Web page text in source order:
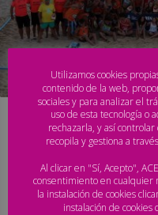
Las Peris, Sevilla,
Benalmádena,
Nazaré
DOMINGO, 10 JULIO 2022 BY
Utilizamos cookies
contenido de la web,
sociales y para analizar el
uso de esta tecnología o
rechazarla, y así
recopila y gestiona a
Al clicar en "Sí, Acepto",
consentimiento en cualquier
la instalación de cookies
instalación de cookies